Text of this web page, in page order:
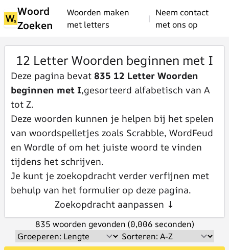
Woord
Zoeken
Woorden maken
met letters
|
Neem contact
met ons op
12 Letter Woorden beginnen met I
Deze pagina bevat 835 12 Letter Woorden
beginnen met I,gesorteerd alfabetisch van A
tot Z.
Deze woorden kunnen je helpen bij het spelen
van woordspelletjes zoals Scrabble, WordFeud
en Wordle of om het juiste woord te vinden
tijdens het schrijven.
Je kunt je zoekopdracht verder verfijnen met
behulp van het formulier op deze pagina.
Zoekopdracht aanpassen ↓
835 woorden gevonden (0,006 seconden)